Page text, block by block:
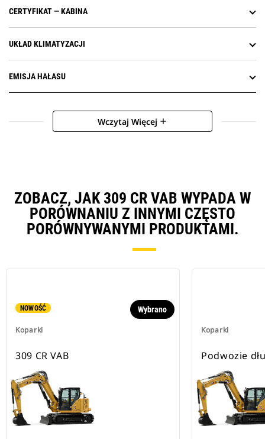
CERTYFIKAT — KABINA
UKŁAD KLIMATYZACJI
EMISJA HAŁASU
Wczytaj Więcej add
ZOBACZ, JAK 309 CR VAB WYPADA W
PORÓWNANIU Z INNYMI CZĘSTO
PORÓWNYWANYMI PRODUKTAMI.
NOWOŚĆ
Koparki
Wybrano
309 CR VAB
Koparki
Podwozie